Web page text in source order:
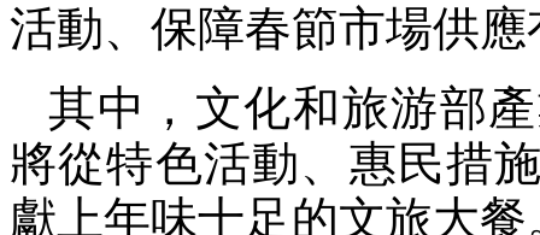
活動、保障春節市場供
其中，文化和旅游部
將從特色活動、惠民措
獻上年味十足的文旅大餐